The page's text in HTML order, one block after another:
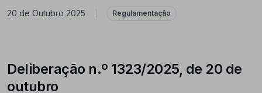
20 de Outubro 2025 Regulamentação
Deliberação n.º 1323/2025, de 20 de
outubro